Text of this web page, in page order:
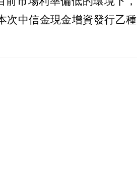
次中信金現金增資發行乙種